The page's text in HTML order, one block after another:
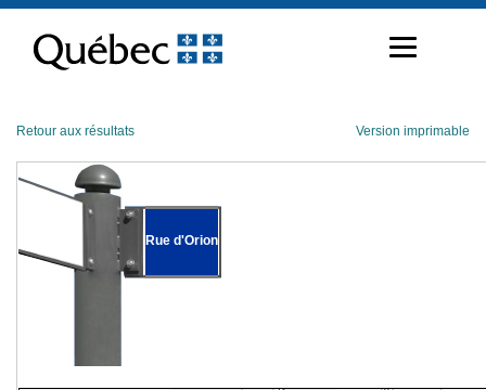
contenu
Retour aux résultats Version imprimable
Rue d'Orion